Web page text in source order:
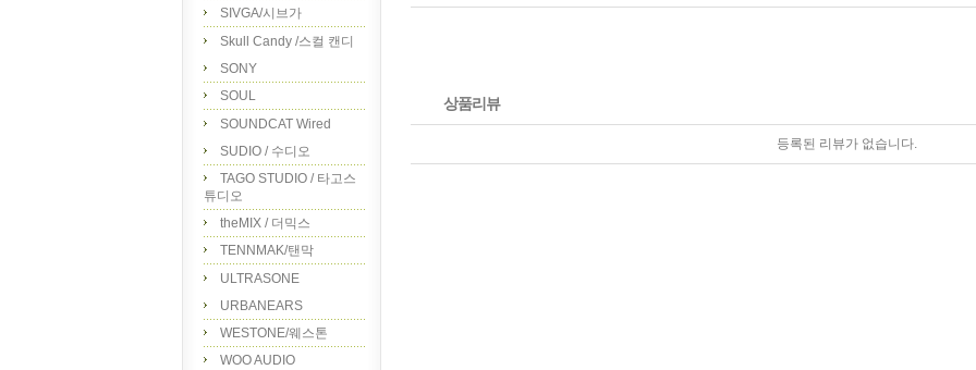
SIVGA/시브가
Skull Candy /스컬 캔디
SONY
SOUL
SOUNDCAT Wired
SUDIO / 수디오
TAGO STUDIO / 타고스
튜디오
theMIX / 더믹스
TENNMAK/탠막
ULTRASONE
URBANEARS
WESTONE/웨스톤
WOO AUDIO
상품리뷰
등록된 리뷰가 없습니다.